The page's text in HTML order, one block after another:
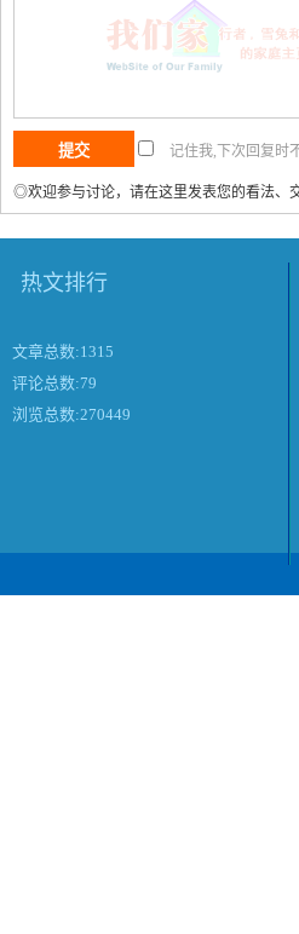
记住我,下次回复时
◎欢迎参与讨论，请在这里发表您的看法、
热文排行
文章总数:1315
评论总数:79
浏览总数:270449